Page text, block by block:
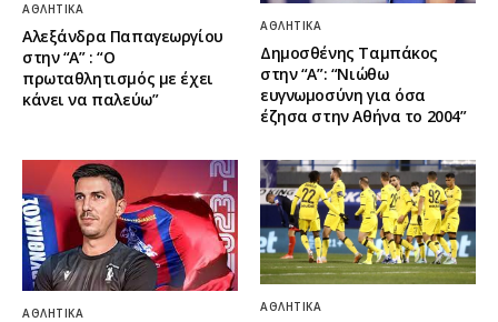
ΑΘΛΗΤΙΚΆ
Αλεξάνδρα Παπαγεωργίου
στην “Α” : “Ο
πρωταθλητισμός με έχει
κάνει να παλεύω”
ΑΘΛΗΤΙΚΆ
Δημοσθένης Ταμπάκος
στην “A”: “Νιώθω
ευγνωμοσύνη για όσα
έζησα στην Αθήνα το 2004”
ΑΘΛΗΤΙΚΆ ΑΘΛΗΤΙΚΆ